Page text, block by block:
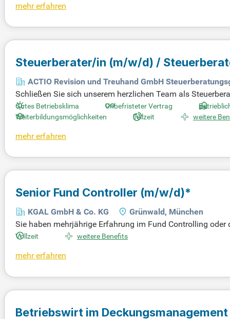
interne Abteilungen bei Fragen zu Immobilienwerten und
mehr erfahren
Steuerberater/in (m/w/d) /
ACTIO Revision und Treuhand GmbH
Schließen Sie sich unserem herzlichen Team als
uchen wir Verstärkung in Voll- oder Teilzeit. Wir sind als
und 80 nationale und internationale Mandanten. Unsere
rden Sie Teil unseres erfolgreichen Teams im Süden
Gutes Betriebsklima Unbefristeter Vertrag
Weiterbildungsmöglichkeiten
Teilzeit weitere
mehr erfahren
Senior Fund Controller (m/w/d)*
KGAL GmbH & Co. KG
Grünwald, München
Sie haben mehrjährige Erfahrung im Fund Controlling
im Aufsichtsrecht mit? Sie sind versiert im Umgang mit
Sie bereit sind, aktiv zur Weiterentwicklung von Prozessen
h jetzt!
Vollzeit weitere Benefits
mehr erfahren
Betriebswirt im